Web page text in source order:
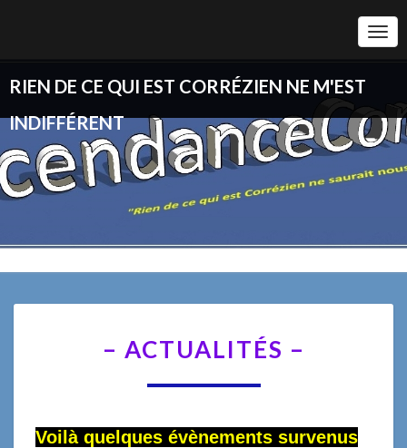
RIEN DE CE QUI EST CORRÉZIEN NE M'EST
INDIFFÉRENT
ACTUALITÉS
– ACTUALITÉS –
Voilà quelques évènements survenus